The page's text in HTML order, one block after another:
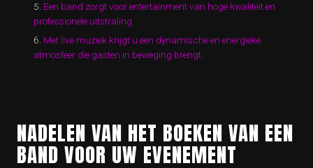
Een band zorgt voor entertainment van hoge kwaliteit en
professionele uitstraling.
Met live muziek krijgt u een dynamische en energieke
atmosfeer die gasten in beweging brengt.
NADELEN VAN HET BOEKEN VAN EEN
BAND VOOR UW EVENEMENT